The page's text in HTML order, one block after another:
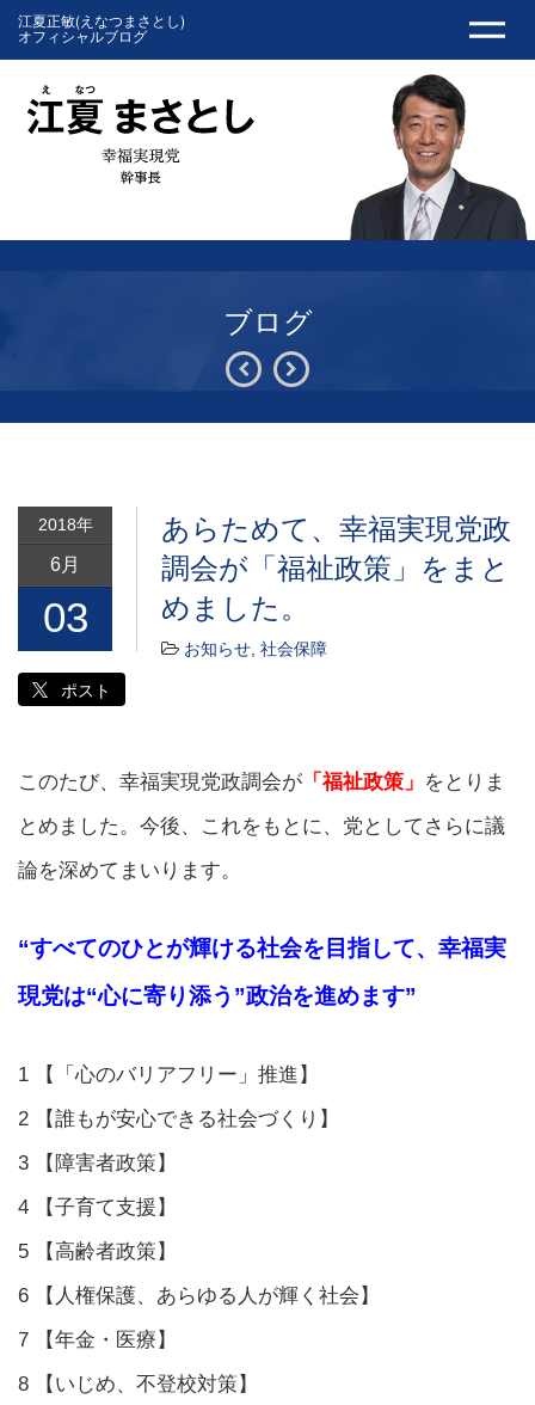
江夏正敏(えなつまさとし)
オフィシャルブログ
ブログ
2018年
6月
03
あらためて、幸福実現党政
調会が「福祉政策」をまと
めました。
お知らせ 社会保障
ポスト
このたび、幸福実現党政調会が 「福祉政策」 をとりま
とめました。今後、これをもとに、党としてさらに議
論を深めてまいります。
“すべてのひとが輝ける社会を目指して、幸福実
現党は“心に寄り添う”政治を進めます”
1 【「心のバリアフリー」推進】
2 【誰もが安心できる社会づくり】
3 【障害者政策】
4 【子育て支援】
5 【高齢者政策】
6 【人権保護、あらゆる人が輝く社会】
7 【年金・医療】
8 【いじめ、不登校対策】